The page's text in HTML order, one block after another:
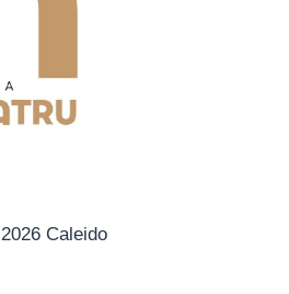
Caleido